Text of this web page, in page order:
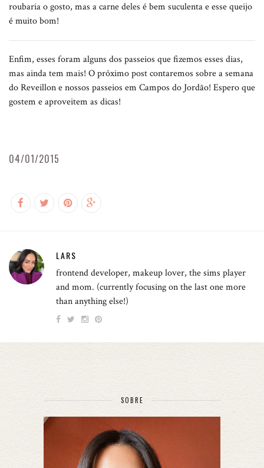
roubaria o gosto, mas a carne deles é bem suculenta e esse queijo
é muito bom!
Enfim, esses foram alguns dos passeios que fizemos esses dias,
mas ainda tem mais! O próximo post contaremos sobre a semana
do Reveillon e nossos passeios em Campos do Jordão! Espero que
gostem e aproveitem as dicas!
04/01/2015
LARS
frontend developer, makeup lover, the sims player
and mom. (currently focusing on the last one more
than anything else!)
SOBRE